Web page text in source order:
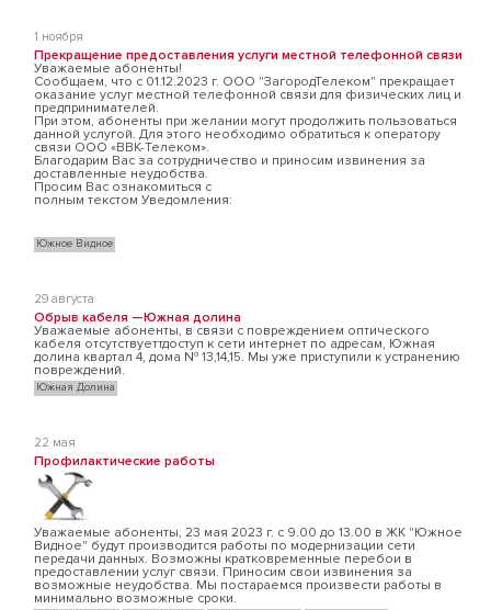
1 ноября
Прекращение предоставления услуги местной телефонной связи
Уважаемые абоненты!
Сообщаем, что с 01.12.2023 г. ООО "ЗагородТелеком" прекращает
оказание услуг местной телефонной связи для физических лиц и
предпринимателей.
При этом, абоненты при желании могут продолжить пользоваться
данной услугой. Для этого необходимо обратиться к оператору
связи ООО «ВВК-Телеком».
Благодарим Вас за сотрудничество и приносим извинения за
доставленные неудобства.
Просим Вас ознакомиться с
полным текстом Уведомления:
Южное Видное
29 августа
Обрыв кабеля —Южная долина
Уважаемые абоненты, в связи с повреждением оптического
кабеля отсутствуеттдоступ к сети интернет по адресам, Южная
долина квартал 4, дома № 13,14,15. Мы уже приступили к устранению
повреждений.
Южная Долина
22 мая
Профилактические работы
Уважаемые абоненты, 23 мая 2023 г. с 9.00 до 13.00 в ЖК "Южное
Видное" будут производится работы по модернизации сети
передачи данных. Возможны кратковременные перебои в
предоставлении услуг связи. Приносим свои извинения за
возможные неудобства. Мы постараемся произвести работы в
минимально возможные сроки.